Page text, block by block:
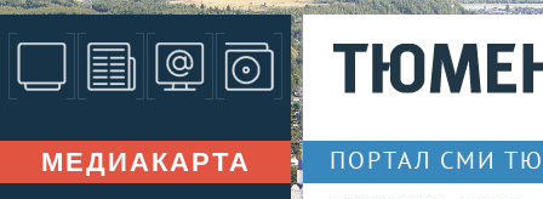
МЕДИАКАРТА ПОРТАЛ СМИ